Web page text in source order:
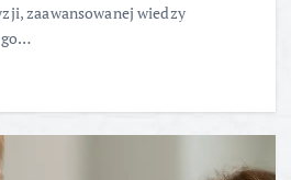
zaawansowanej wiedzy